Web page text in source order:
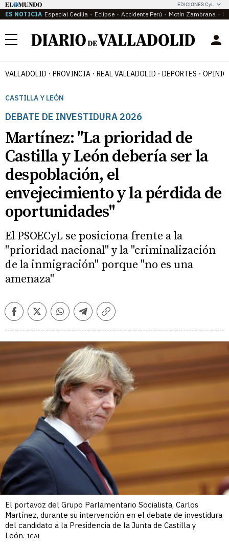
EDICIONES CyL
ES NOTICIA Especial Cecilia Eclipse Accidente Perú Motín Zambrana
Menú
VALLADOLID PROVINCIA REAL VALLADOLID DEPORTES
CASTILLA Y LEÓN
DEBATE DE INVESTIDURA 2026
Martínez: "La prioridad de
Castilla y León debería ser la
despoblación, el
envejecimiento y la pérdida de
oportunidades"
El PSOECyL se posiciona frente a la
"prioridad nacional" y la "criminalización
de la inmigración" porque "no es una
amenaza"
FacebookTwitterWhatsappTelegramCopiar
El portavoz del Grupo Parlamentario Socialista, Carlos
Martínez, durante su intervención en el debate de investidura
del candidato a la Presidencia de la Junta de Castilla y
León. ICAL